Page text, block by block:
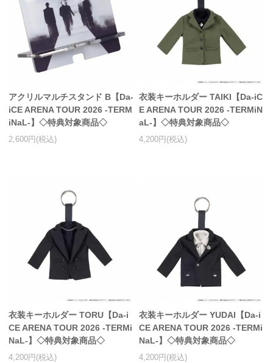
アクリルマルチスタンド B【Da-
iCE ARENA TOUR 2026 -TERM
iNaL-】◇特典対象商品◇
2,600円(税込)
衣装キーホルダー TAIKI【Da-iC
E ARENA TOUR 2026 -TERMiN
aL-】◇特典対象商品◇
4,200円(税込)
衣装キーホルダー TORU【Da-i
CE ARENA TOUR 2026 -TERMi
NaL-】◇特典対象商品◇
4,200円(税込)
衣装キーホルダー YUDAI【Da-i
CE ARENA TOUR 2026 -TERMi
NaL-】◇特典対象商品◇
4,200円(税込)